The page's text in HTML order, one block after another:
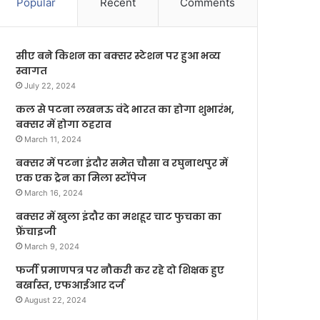
सीए बने किशन का बक्सर स्टेशन पर हुआ भव्य
स्वागत
July 22, 2024
कल से पटना लखनऊ वंदे भारत का होगा शुभारंभ,
बक्सर में होगा ठहराव
March 11, 2024
बक्सर में पटना इंदौर समेत चौसा व रघुनाथपुर में
एक एक ट्रेन का मिला स्टॉपेज
March 16, 2024
बक्सर में खुला इंदौर का मशहूर चाट फुचका का
फ्रेंचाइजी
March 9, 2024
फर्जी प्रमाणपत्र पर नौकरी कर रहे दो शिक्षक हुए
बर्खास्त, एफआईआर दर्ज
August 22, 2024